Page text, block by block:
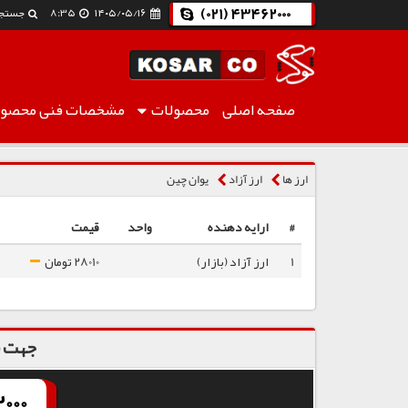
(021) 43462000
8:35
صفحه اصلی محصولات مشخصات فنی یوان چین
ارز ها ارز آزاد یوان چین
# ارایه دهنده واحد قیمت
1
ارز آزاد (بازار) 28010 تومان
جهت